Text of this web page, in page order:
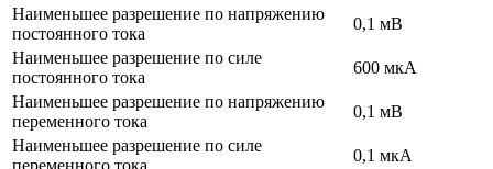
Наименьшее разрешение по напряжению
постоянного тока
0,1 мВ
Наименьшее разрешение по силе
постоянного тока
600 мкА
Наименьшее разрешение по напряжению
переменного тока
0,1 мВ
Наименьшее разрешение по силе
переменного тока
0,1 мкА